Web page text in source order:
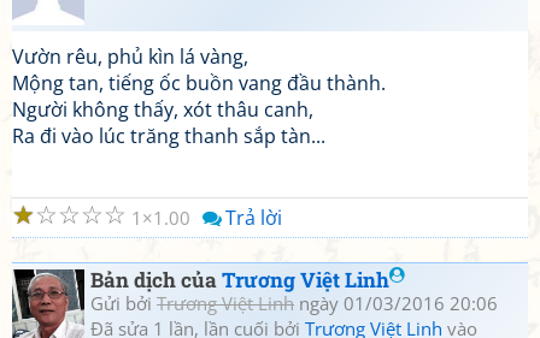
Vườn rêu, phủ kìn lá vàng,
Mộng tan, tiếng ốc buồn vang đầu thành.
Người không thấy, xót thâu canh,
Ra đi vào lúc trăng thanh sắp tàn...
☆
☆
☆
☆
☆ 1 1.00 Trả lời
Bản dịch củaTrương Việt Linh
Gửi bởi Trương Việt Linh ngày 01/03/2016 20:06
Đã sửa 1 lần, lần cuối bởi Trương Việt Linh vào